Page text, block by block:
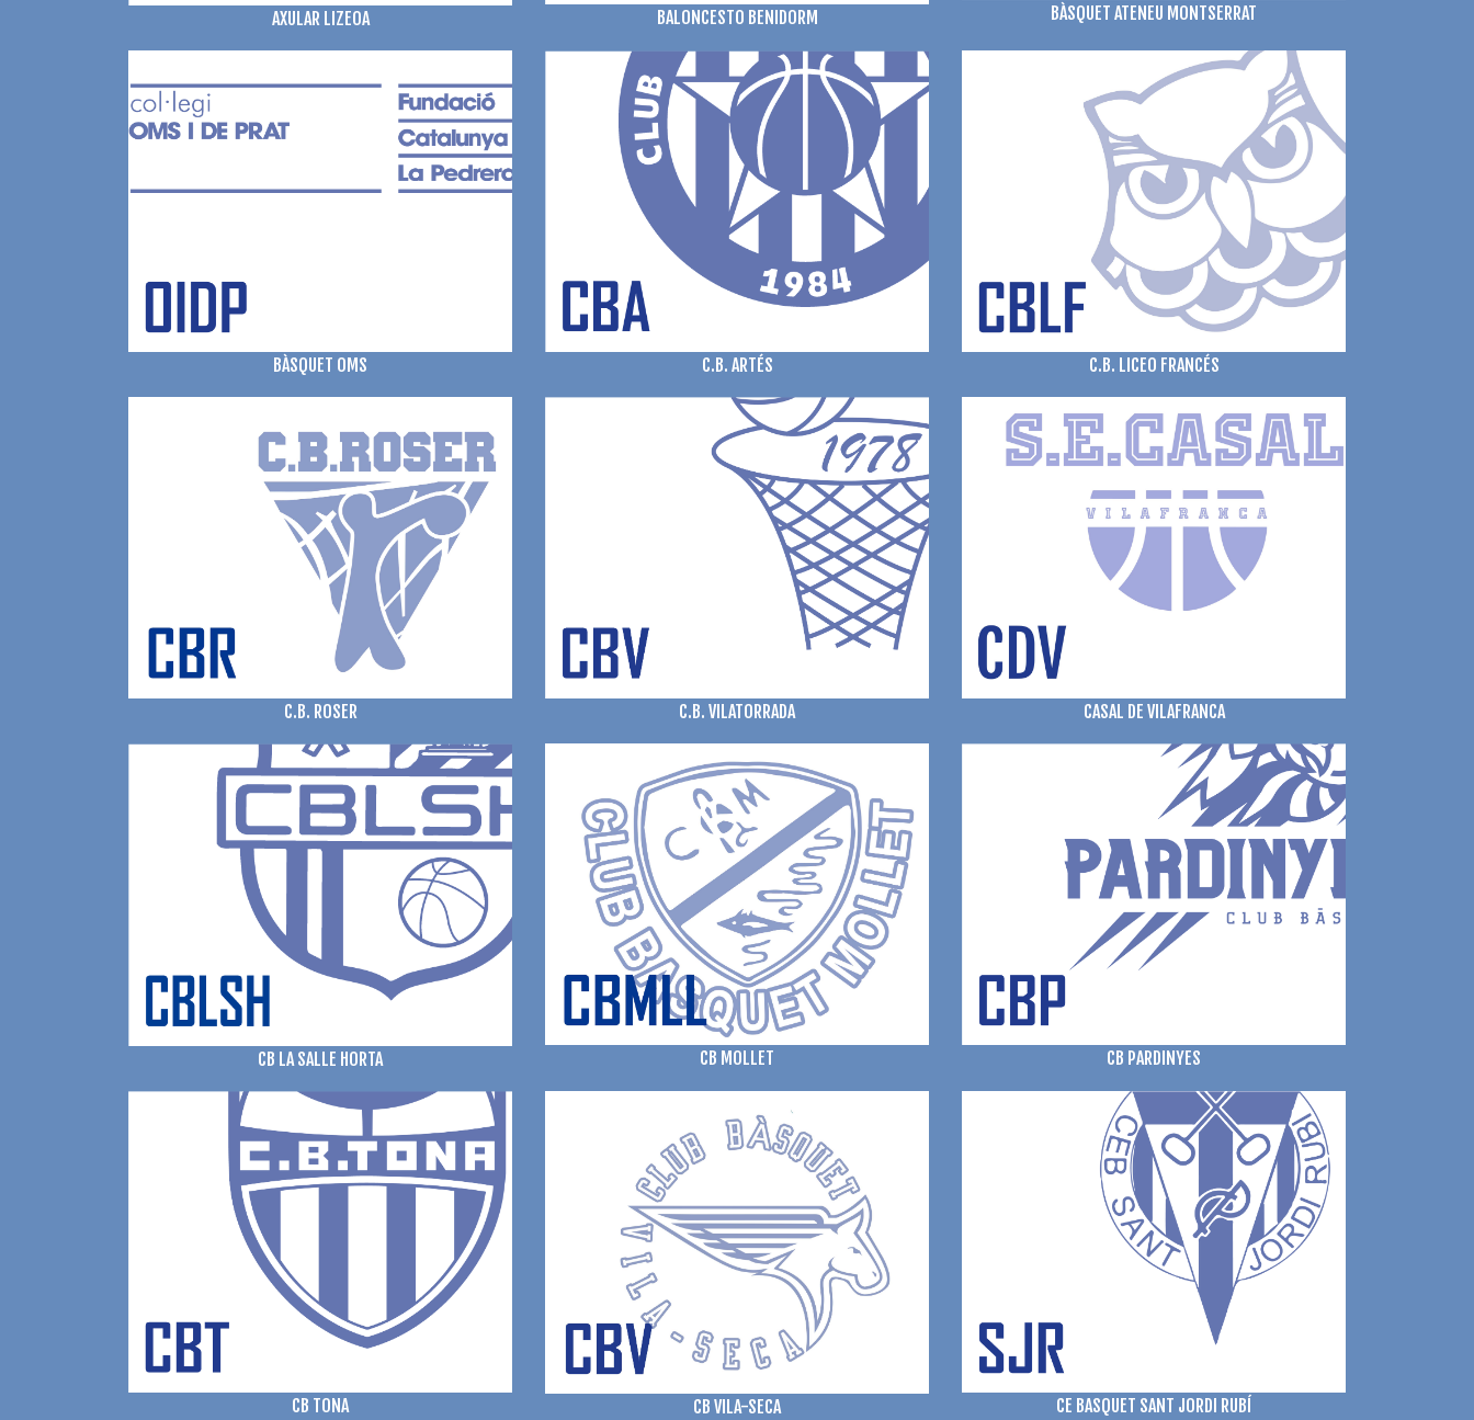
AXULAR LIZEOA BALONCESTO BENIDORM BÀSQUET ATENEU MONTSERRAT
BÀSQUET OMS C.B. ARTÉS C.B. LICEO FRANCÉS
C.B. ROSER C.B. VILATORRADA CASAL DE VILAFRANCA
CB LA SALLE HORTA CB MOLLET CB PARDINYES
CB TONA CB VILA-SECA CE BASQUET SANT JORDI RUBÍ